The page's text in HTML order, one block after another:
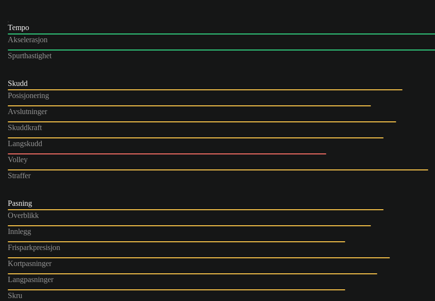
Tempo
Akselerasjon
Spurthastighet
Skudd
Posisjonering
Avslutninger
Skuddkraft
Langskudd
Volley
Straffer
Pasning
Overblikk
Innlegg
Frisparkpresisjon
Kortpasninger
Langpasninger
Skru